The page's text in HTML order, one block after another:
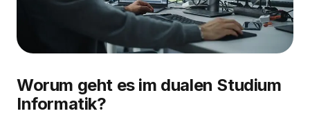
Worum geht es im dualen Studium
Informatik?